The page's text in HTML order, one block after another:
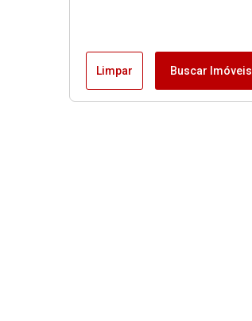
Limpar Buscar Imóveis